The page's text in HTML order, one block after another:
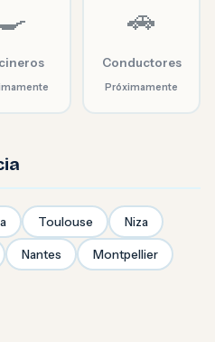
🍳 🚗
Conductores
Próximamente
Toulouse Niza
Nantes Montpellier